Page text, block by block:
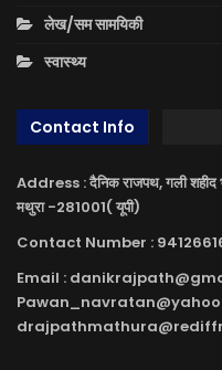
लेख/सम सामयिकी
स्वास्थ्य
Contact Info
Address : दैनिक राजपथ, गली
मथुरा -281001( यूपी)
Contact Number :
Email :